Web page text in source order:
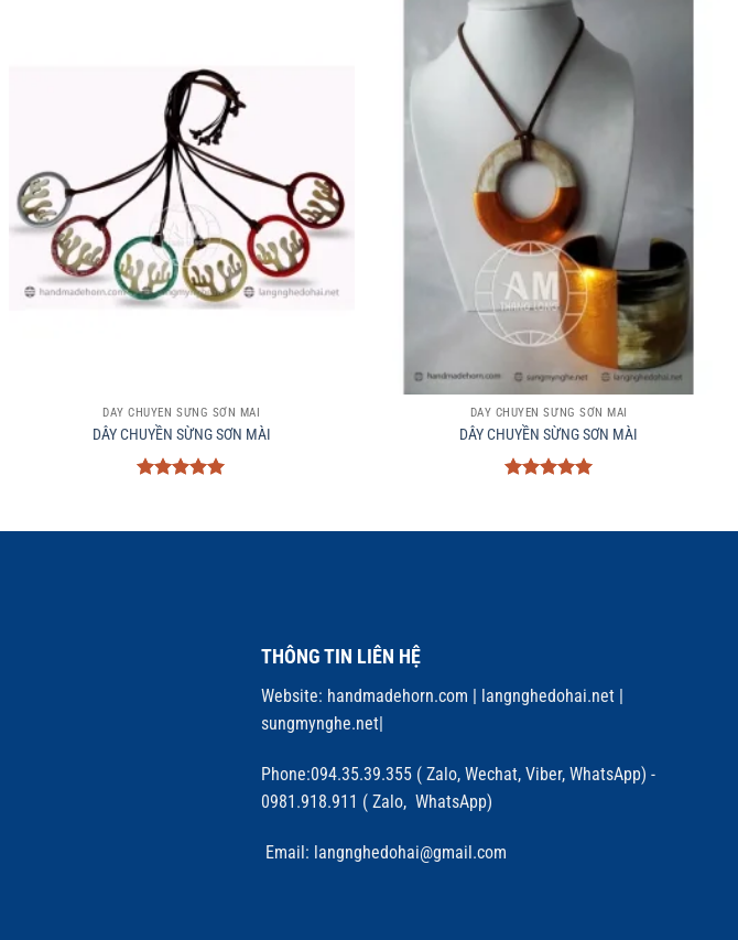
DÂY CHUYỀN SỪNG SƠN MÀI
DÂY CHUYỀN SỪNG SƠN MÀI
sao
DÂY CHUYỀN SỪNG SƠN MÀI
DÂY CHUYỀN SỪNG SƠN MÀI
sao
THÔNG TIN LIÊN HỆ
Website: handmadehorn.com | langnghedohai.net |
sungmynghe.net|
Phone:094.35.39.355 ( Zalo, Wechat, Viber, WhatsApp) -
0981.918.911 ( Zalo, WhatsApp)
Email: langnghedohai@gmail.com